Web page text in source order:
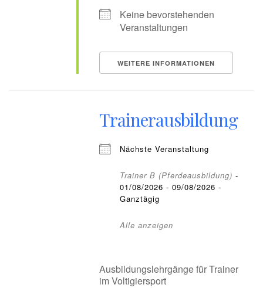
Keine bevorstehenden
Veranstaltungen
WEITERE INFORMATIONEN
Trainerausbildung
Nächste Veranstaltung
Trainer B (Pferdeausbildung) -
01/08/2026 - 09/08/2026 -
Ganztägig
Alle anzeigen
Ausbildungslehrgänge für Trainer
im Voltigiersport